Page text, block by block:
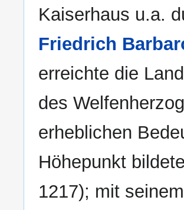
Kaiserhaus u.a.
Friedrich
erreichte die
des
erheblichen
Höhepunkt
1217); mit